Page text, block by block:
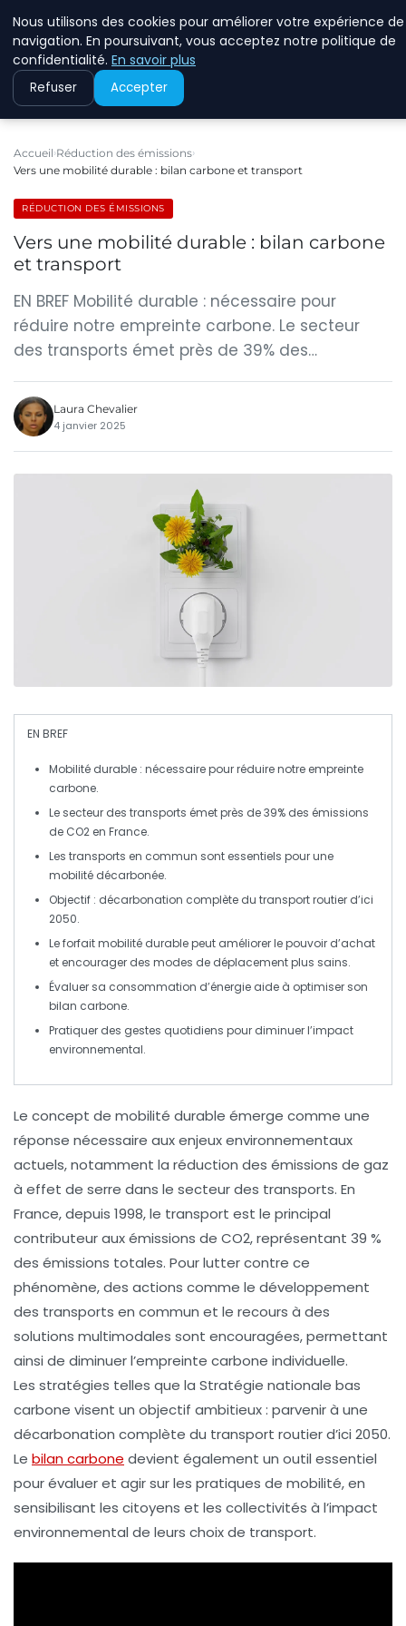
Accueil Réduction des émissions
Vers une mobilité durable : bilan carbone et transport
RÉDUCTION DES ÉMISSIONS
Vers une mobilité durable : bilan carbone
et transport
EN BREF Mobilité durable : nécessaire pour
réduire notre empreinte carbone. Le secteur
des transports émet près de 39% des…
Laura Chevalier
4 janvier 2025
EN BREF
Mobilité durable : nécessaire pour réduire notre empreinte
carbone.
Le secteur des transports émet près de39% des émissions
de CO2 en France.
Les transports en commun sont essentiels pour une
mobilité décarbonée.
Objectif : décarbonation complète du transport routier d’ici
2050.
Leforfait mobilité durablepeut améliorer le pouvoir d’achat
et encourager des modes de déplacement plus sains.
Évaluer sa consommation d’énergie aide à optimiser son
bilan carbone.
Pratiquer des gestes quotidiens pour diminuer l’impact
environnemental.
Le concept de mobilité durable émerge comme une
réponse nécessaire aux enjeux environnementaux
actuels, notamment la réduction des émissions de gaz
à effet de serre dans le secteur des transports. En
France, depuis 1998, le transport est le principal
contributeur aux émissions de CO2, représentant 39 %
des émissions totales. Pour lutter contre ce
phénomène, des actions comme le développement
des transports en commun et le recours à des
solutions multimodales sont encouragées, permettant
ainsi de diminuer l’empreinte carbone individuelle.
Les stratégies telles que la Stratégie nationale bas
carbone visent un objectif ambitieux : parvenir à une
décarbonation complète du transport routier d’ici 2050.
Le bilan carbone devient également un outil essentiel
pour évaluer et agir sur les pratiques de mobilité, en
sensibilisant les citoyens et les collectivités à l’impact
environnemental de leurs choix de transport.
Nous utilisons des cookies pour améliorer votre expérience de
navigation. En poursuivant, vous acceptez notre politique de
confidentialité. En savoir plus
Refuser Accepter